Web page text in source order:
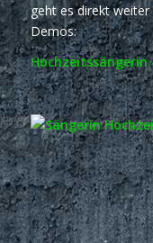
geht es direkt weiter
Demos:
Hochzeitssängerin